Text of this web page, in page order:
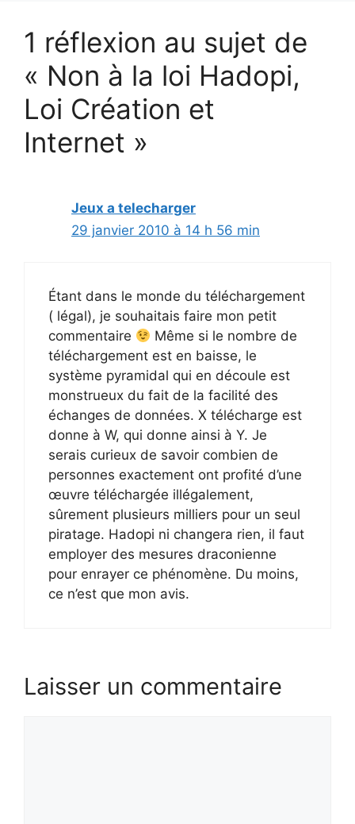
1 réflexion au sujet de
« Non à la loi Hadopi,
Loi Création et
Internet »
Jeux a telecharger
29 janvier 2010 à 14 h 56 min
Étant dans le monde du téléchargement
( légal), je souhaitais faire mon petit
commentaire
Même si le nombre de
téléchargement est en baisse, le
système pyramidal qui en découle est
monstrueux du fait de la facilité des
échanges de données. X télécharge est
donne à W, qui donne ainsi à Y. Je
serais curieux de savoir combien de
personnes exactement ont profité d’une
œuvre téléchargée illégalement,
sûrement plusieurs milliers pour un seul
piratage. Hadopi ni changera rien, il faut
employer des mesures draconienne
pour enrayer ce phénomène. Du moins,
ce n’est que mon avis.
Laisser un commentaire